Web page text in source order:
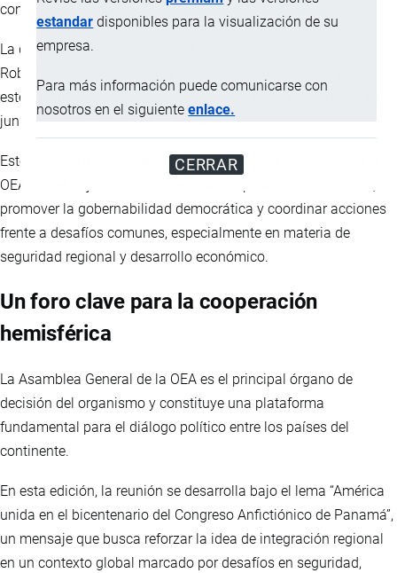
estandar disponibles para la visualización de su
empresa.
Para más información puede comunicarse con
nosotros en el siguienteenlace.
CERRAR
continente americano.
La delegación ecuatoriana está encabezada por el canciller
Roberto Kury, quien lidera la representación oficial del país en
este foro internacional que se desarrolla entre el 22 y el 24 de
junio de 2026 en Ciudad de Panamá.
Este espacio multilateral reúne a los Estados miembros de la
OEA con el objetivo de fortalecer la cooperación hemisférica,
promover la gobernabilidad democrática y coordinar acciones
frente a desafíos comunes, especialmente en materia de
seguridad regional y desarrollo económico.
Un foro clave para la cooperación
hemisférica
La Asamblea General de la OEA es el principal órgano de
decisión del organismo y constituye una plataforma
fundamental para el diálogo político entre los países del
continente.
En esta edición, la reunión se desarrolla bajo el lema “América
unida en el bicentenario del Congreso Anfictiónico de Panamá”,
un mensaje que busca reforzar la idea de integración regional
en un contexto global marcado por desafíos en seguridad,